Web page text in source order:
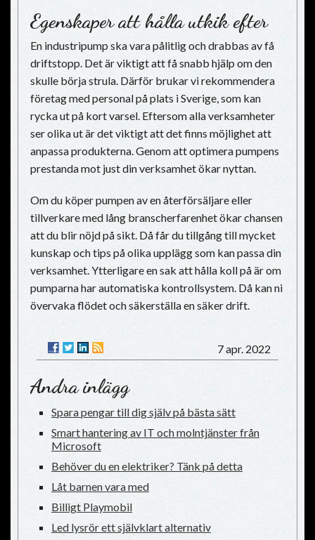
Egenskaper att hålla utkik efter
En industripump ska vara pålitlig och drabbas av få
driftstopp. Det är viktigt att få snabb hjälp om den
skulle börja strula. Därför brukar vi rekommendera
företag med personal på plats i Sverige, som kan
rycka ut på kort varsel. Eftersom alla verksamheter
ser olika ut är det viktigt att det finns möjlighet att
anpassa produkterna. Genom att optimera pumpens
prestanda mot just din verksamhet ökar nyttan.
Om du köper pumpen av en återförsäljare eller
tillverkare med lång branscherfarenhet ökar chansen
att du blir nöjd på sikt. Då får du tillgång till mycket
kunskap och tips på olika upplägg som kan passa din
verksamhet. Ytterligare en sak att hålla koll på är om
pumparna har automatiska kontrollsystem. Då kan ni
övervaka flödet och säkerställa en säker drift.
7 apr. 2022
Andra inlägg
Spara pengar till dig själv på bästa sätt
Smart hantering av IT och molntjänster från
Microsoft
Behöver du en elektriker? Tänk på detta
Låt barnen vara med
Billigt Playmobil
Led lysrör ett självklart alternativ